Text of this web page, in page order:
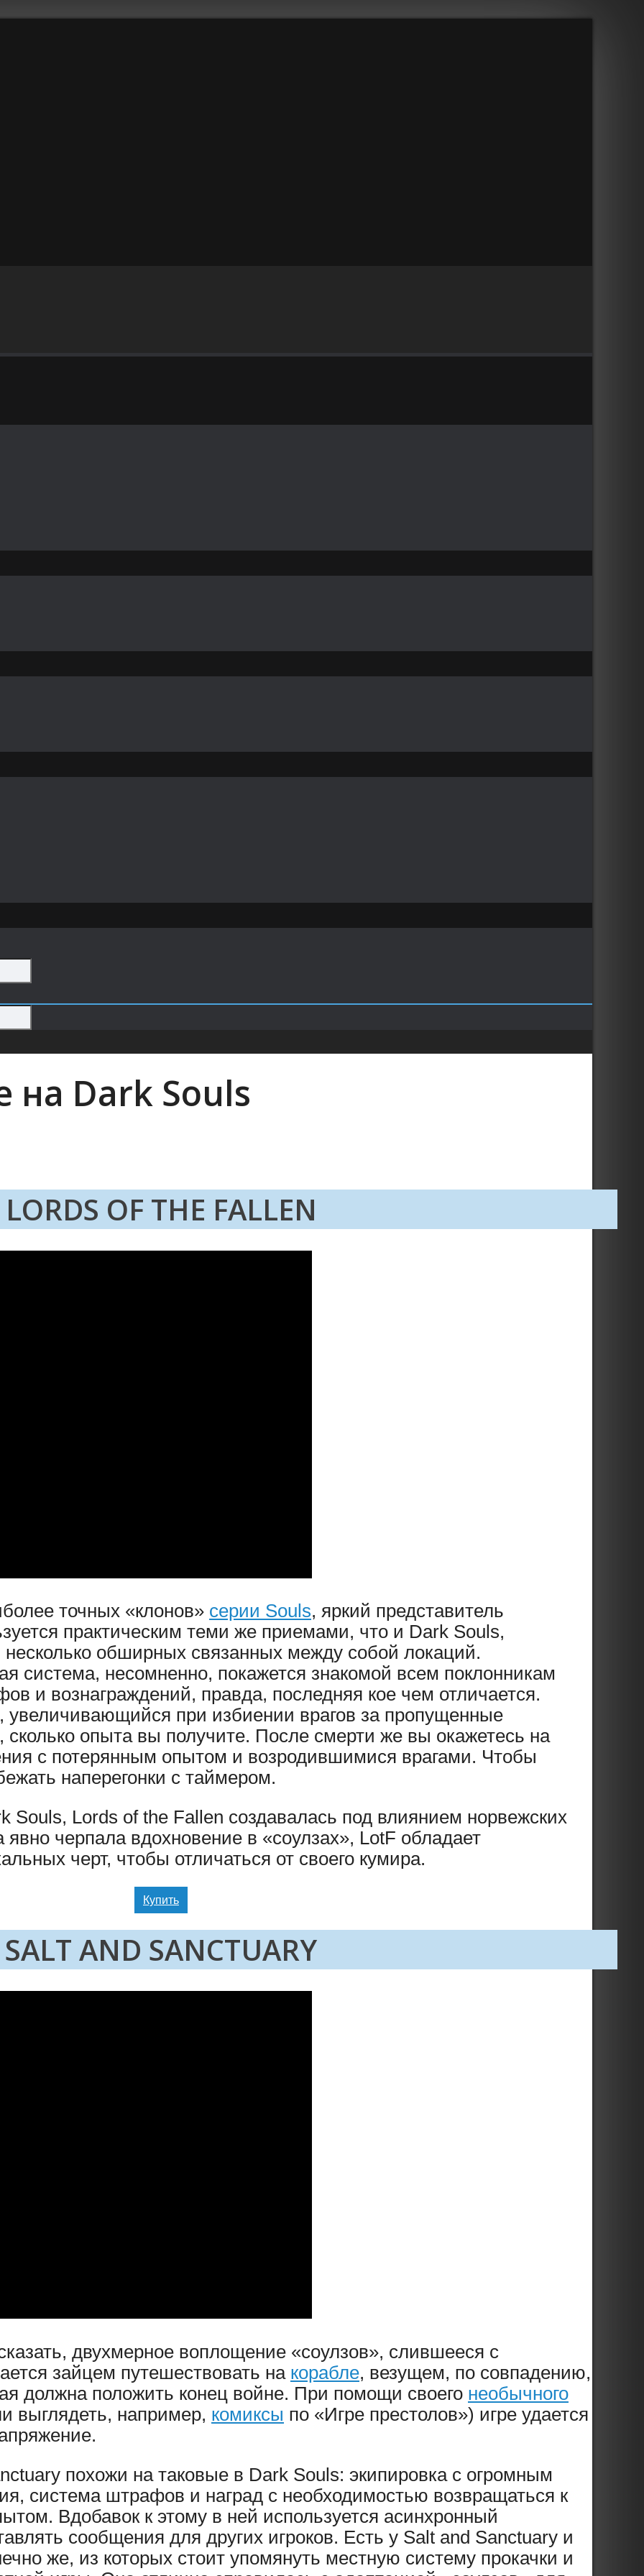
Dark Souls
LORDS OF THE FALLEN
точных «клонов» серии Souls, яркий представитель
практическим теми же приемами, что и Dark Souls,
несколько обширных связанных между собой локаций.
система, несомненно, покажется знакомой всем поклонникам
и вознаграждений, правда, последняя кое чем отличается.
увеличивающийся при избиении врагов за пропущенные
сколько опыта вы получите. После смерти же вы окажетесь на
с потерянным опытом и возродившимися врагами. Чтобы
наперегонки с таймером.
Souls, Lords of the Fallen создавалась под влиянием норвежских
черпала вдохновение в «соулзах», LotF обладает
черт, чтобы отличаться от своего кумира.
Купить
SALT AND SANCTUARY
двухмерное воплощение «соулзов», слившееся с
зайцем путешествовать на корабле, везущем, по совпадению,
должна положить конец войне. При помощи своего необычного
выглядеть, например, комиксы по «Игре престолов») игре удается
похожи на таковые в Dark Souls: экипировка с огромным
система штрафов и наград с необходимостью возвращаться к
Вдобавок к этому в ней используется асинхронный
сообщения для других игроков. Есть у Salt and Sanctuary и
же, из которых стоит упомянуть местную систему прокачки и